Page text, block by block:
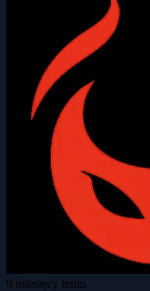
9 miesięcy temu